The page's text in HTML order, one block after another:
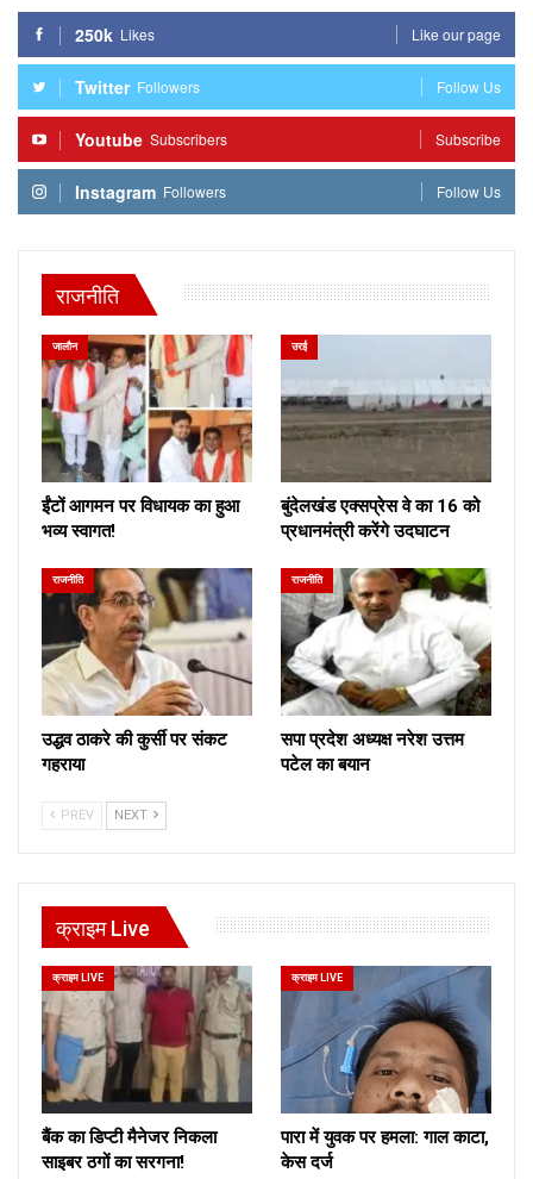
250k Likes Like our page
Twitter Followers Follow Us
Youtube Subscribers Subscribe
Instagram Followers Follow Us
राजनीति
जालौन
ईंटों आगमन पर विधायक का हुआ
भव्य स्वागत!
उरई
बुंदेलखंड एक्सप्रेस वे का 16 को
प्रधानमंत्री करेंगे उदघाटन
राजनीति
उद्धव ठाकरे की कुर्सी पर संकट
गहराया
राजनीति
सपा प्रदेश अध्यक्ष नरेश उत्तम
पटेल का बयान
PREV NEXT
क्राइम Live
क्राइम LIVE
बैंक का डिप्टी मैनेजर निकला
साइबर ठगों का सरगना!
क्राइम LIVE
पारा में युवक पर हमला: गाल काटा,
केस दर्ज